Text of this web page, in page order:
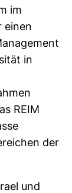
im
einen
in
REIM
der
und